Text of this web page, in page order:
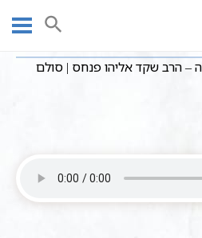
שיעורי קבלה כתבי אשלג
שקד אליהו פנחס | סולם יהודה
– הרב שקד אליהו פנחס | סולם